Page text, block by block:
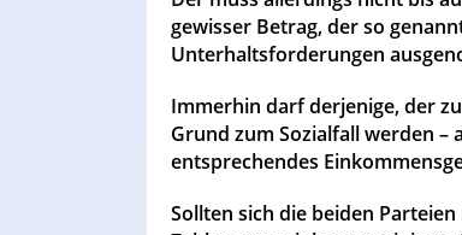
gewisser Betrag, der so
Unterhaltsforderungen
Immerhin darf derjenige, der
Grund zum Sozialfall werden –
entsprechendes
Sollten sich die beiden